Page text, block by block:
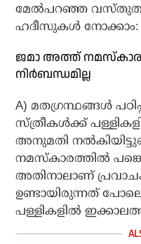
മേല്‍പറഞ്ഞ
ഹദീസുകള്‍ നോക്കാം:
ജമാ അത്ത്
നിര്‍ബന്ധമില്ല
A) മതഗ്രന്ഥങ്ങള്‍
സ്ത്രീകള്‍ക്ക്
അനുമതി
നമസ്‌കാരത്തില്‍
അതിനാലാണ്
ഉണ്ടായിരുന്നത്
പള്ളികളില്‍